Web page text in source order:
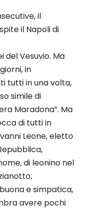
il
il Napoli di
del Vesuvio. Ma
in
tutti in una volta,
simile di
Maradona”. Ma
di tutti in
Leone, eletto
di leonino nel
e simpatica,
avere pochi